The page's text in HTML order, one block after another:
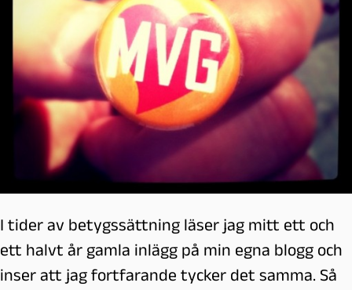
I tider av betygssättning läser jag mitt ett och
ett halvt år gamla inlägg på min egna blogg och
inser att jag fortfarande tycker det samma. Så